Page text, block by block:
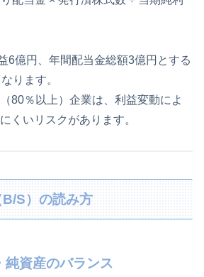
6億円、年間配当金総額3億円とする
ります。
80％以上）企業は、利益変動によ
くいリスクがあります。
S）の読み方
純資産のバランス